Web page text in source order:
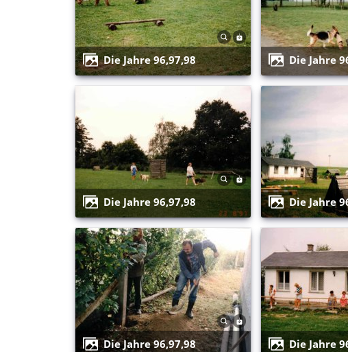
Die Jahre 96,97,98 Die Jahre
Die Jahre 96,97,98 Die Jahre
Die Jahre 96,97,98 Die Jahre